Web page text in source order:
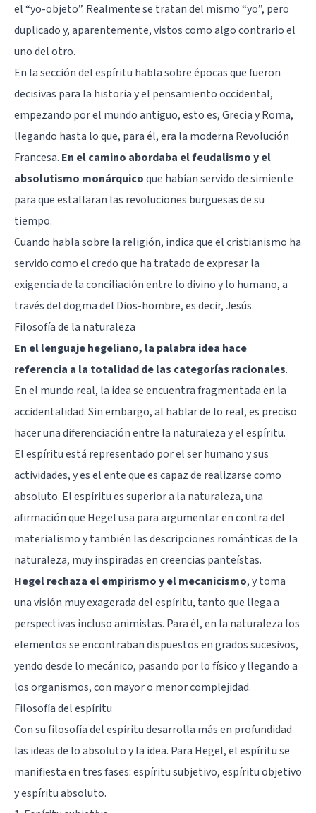
el “yo-objeto”. Realmente se tratan del mismo “yo”, pero
duplicado y, aparentemente, vistos como algo contrario el
uno del otro.
En la sección del espíritu habla sobre épocas que fueron
decisivas para la historia y el pensamiento occidental,
empezando por el mundo antiguo, esto es, Grecia y Roma,
llegando hasta lo que, para él, era la moderna Revolución
Francesa. En el camino abordaba el feudalismo y el
absolutismo monárquicoque habían servido de simiente
para que estallaran las revoluciones burguesas de su
tiempo.
Cuando habla sobre la religión, indica que el cristianismo ha
servido como el credo que ha tratado de expresar la
exigencia de la conciliación entre lo divino y lo humano, a
través del dogma del Dios-hombre, es decir, Jesús.
Filosofía de la naturaleza
En el lenguaje hegeliano, la palabra idea hace
referencia a la totalidad de las categorías racionales.
En el mundo real, la idea se encuentra fragmentada en la
accidentalidad. Sin embargo, al hablar de lo real, es preciso
hacer una diferenciación entre la naturaleza y el espíritu.
El espíritu está representado por el ser humano y sus
actividades, y es el ente que es capaz de realizarse como
absoluto. El espíritu es superior a la naturaleza, una
afirmación que Hegel usa para argumentar en contra del
materialismo y también las descripciones románticas de la
naturaleza, muy inspiradas en creencias panteístas.
Hegel rechaza el empirismo y el mecanicismo, y toma
una visión muy exagerada del espíritu, tanto que llega a
perspectivas incluso animistas. Para él, en la naturaleza los
elementos se encontraban dispuestos en grados sucesivos,
yendo desde lo mecánico, pasando por lo físico y llegando a
los organismos, con mayor o menor complejidad.
Filosofía del espíritu
Con su filosofía del espíritu desarrolla más en profundidad
las ideas de lo absoluto y la idea. Para Hegel, el espíritu se
manifiesta en tres fases: espíritu subjetivo, espíritu objetivo
y espíritu absoluto.